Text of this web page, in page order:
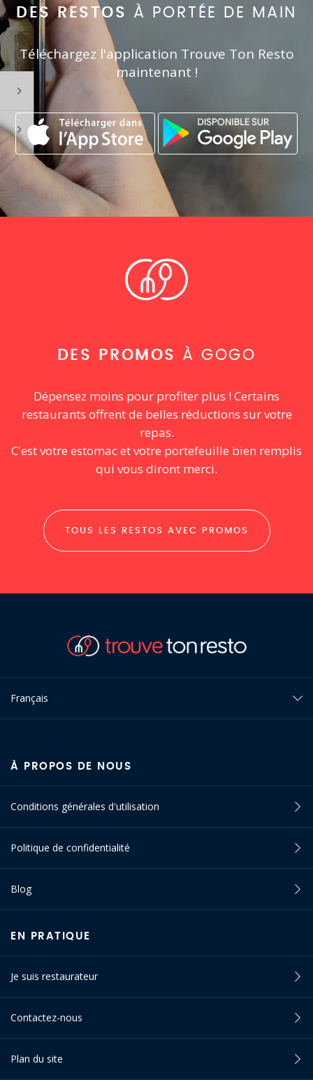
DES RESTOS À PORTÉE DE MAIN
Téléchargez l'application Trouve Ton Resto
maintenant !
DES PROMOS À GOGO
Dépensez moins pour profiter plus ! Certains
restaurants offrent de belles réductions sur votre
repas.
C'est votre estomac et votre portefeuille bien remplis
qui vous diront merci.
TOUS LES RESTOS AVEC PROMOS
Français
À PROPOS DE NOUS
Conditions générales d'utilisation
Politique de confidentialité
Blog
EN PRATIQUE
Je suis restaurateur
Contactez-nous
Plan du site